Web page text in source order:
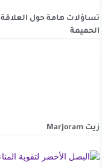
تساؤلات هامة حول العلاقة
الحميمة
زيت Marjoram